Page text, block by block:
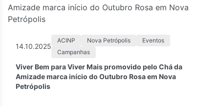
14.10.2025
ACINP Nova Petrópolis
Eventos
Campanhas
Viver Bem para Viver Mais promovido pelo Chá da
Amizade marca início do Outubro Rosa em Nova
Petrópolis